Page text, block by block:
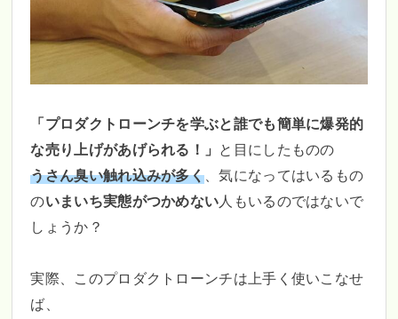
「プロダクトローンチを学ぶと誰でも簡単に爆発的
な売り上げがあげられる！」 と目にしたものの
うさん臭い触れ込みが多く 、気になってはいるもの
のいまいち実態がつかめない 人もいるのではないで
しょうか？
実際、このプロダクトローンチは上手く使いこなせ
ば、